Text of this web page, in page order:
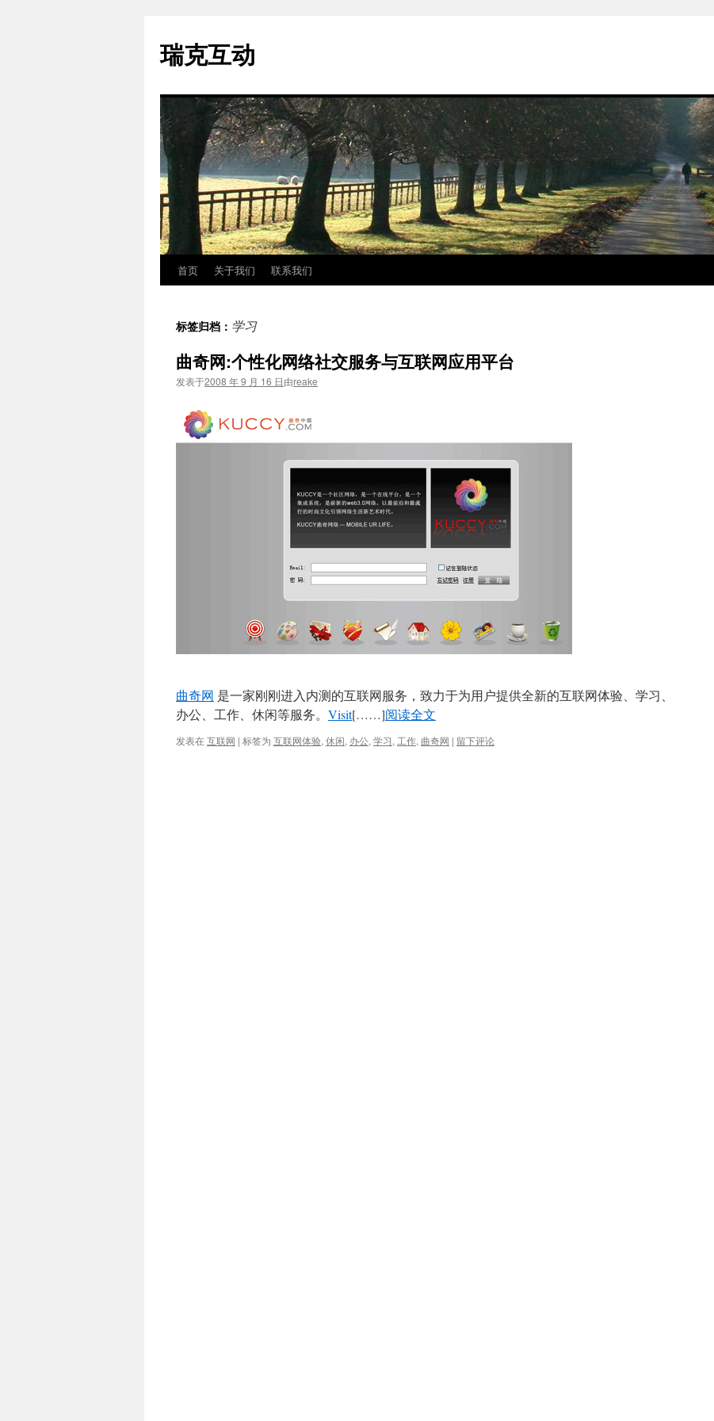
瑞克互动
正
首页 关于我们 联系我们
标签归档： 学习
曲奇网:个性化网络社交服务与互联网应用平台
发表于2008 年 9 月 16 日由reake
曲奇网 是一家刚刚进入内测的互联网服务，致力于为用户提供全新的互联网体验、学习、
办公、工作、休闲等服务。 Visit[……]阅读全文
发表在互联网 | 标签为 互联网体验, 休闲, 办公, 学习, 工作, 曲奇网 | 留下评论